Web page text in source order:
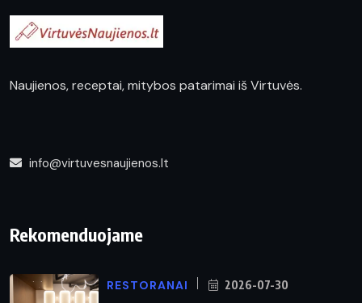
Naujienos, receptai, mitybos patarimai iš Virtuvės.
info@virtuvesnaujienos.lt
Rekomenduojame
RESTORANAI 2026-07-30